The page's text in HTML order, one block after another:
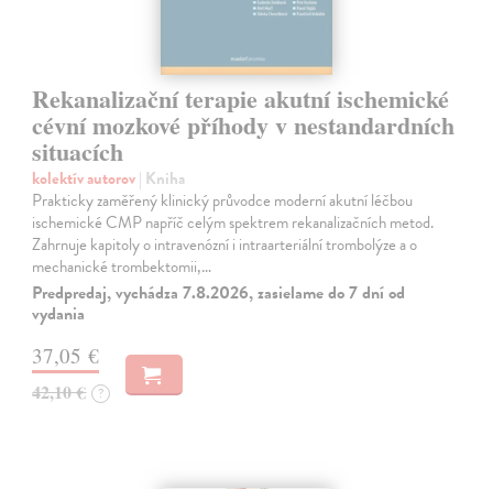
Rekanalizační terapie akutní ischemické
cévní mozkové příhody v nestandardních
situacích
kolektív autorov| Kniha
Prakticky zaměřený klinický průvodce moderní akutní léčbou
ischemické CMP napříč celým spektrem rekanalizačních metod.
Zahrnuje kapitoly o intravenózní i intraarteriální trombolýze a o
mechanické trombektomii,…
Predpredaj, vychádza 7.8.2026, zasielame do 7 dní od
vydania
37,05 €
42,10 € ?